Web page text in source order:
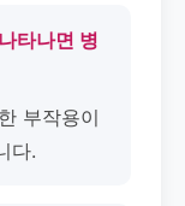
타나면 병
부작용이
다.